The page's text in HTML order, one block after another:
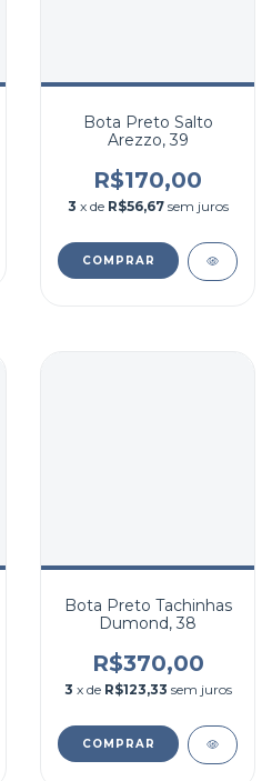
Bota Preto Salto
Arezzo, 39
R$170,00
3 x de R$56,67 sem juros
COMPRAR
Bota Preto Tachinhas
Dumond, 38
R$370,00
3 x de R$123,33 sem juros
COMPRAR